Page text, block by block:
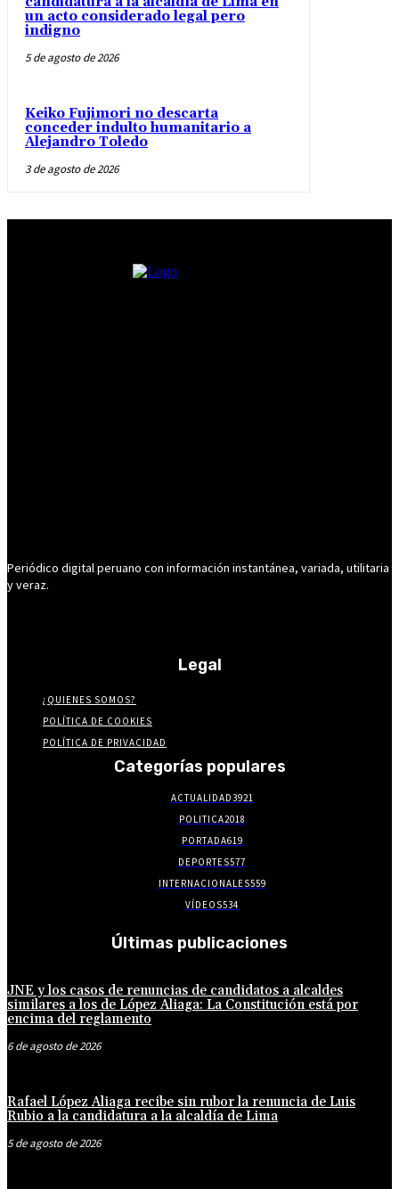
un acto considerado legal pero
indigno
5 de agosto de 2026
Keiko Fujimori no descarta
conceder indulto humanitario a
Alejandro Toledo
3 de agosto de 2026
Periódico digital peruano con información instantánea, variada, utilitaria
y veraz.
Legal
¿QUIENES SOMOS?
POLÍTICA DE COOKIES
POLÍTICA DE PRIVACIDAD
Categorías populares
ACTUALIDAD3921
POLITICA2018
PORTADA619
DEPORTES577
INTERNACIONALES559
VÍDEOS534
Últimas publicaciones
JNE y los casos de renuncias de candidatos a alcaldes
similares a los de López Aliaga: La Constitución está por
encima del reglamento
6 de agosto de 2026
Rafael López Aliaga recibe sin rubor la renuncia de Luis
Rubio a la candidatura a la alcaldía de Lima
5 de agosto de 2026